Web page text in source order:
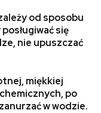
od sposobu
się
nie upuszczać
miękkiej
po
w wodzie.